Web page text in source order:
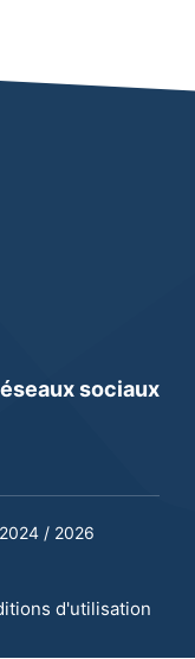
sociaux
/ 2026
d'utilisation